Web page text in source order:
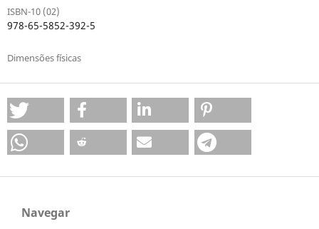
ISBN-10 (02)
978-65-5852-392-5
Dimensões físicas
Navegar